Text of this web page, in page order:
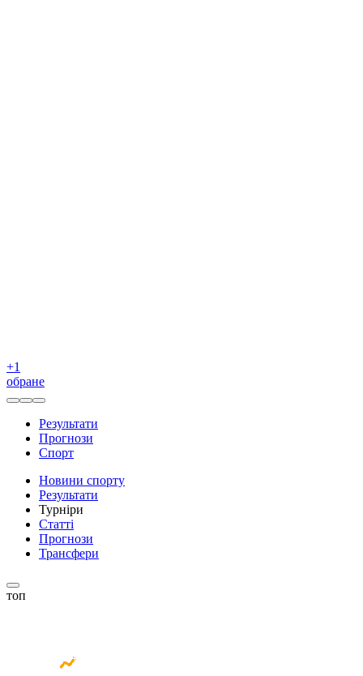
+1
обране
Результати
Прогнози
Спорт
Новини спорту
Результати
Турніри
Статті
Прогнози
Трансфери
топ